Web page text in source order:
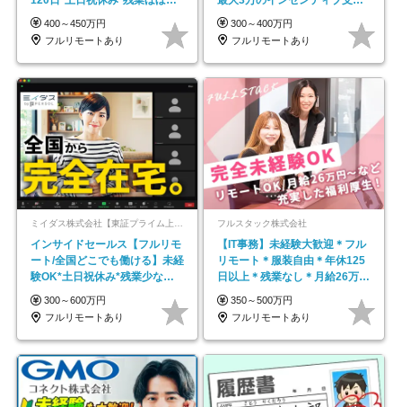
し*育児中社員8割以上
400～450万円
フルリモートあり
平均年齢33歳
300～400万円
フルリモートあり
ミイダス株式会社【東証プライム上場パーソルグループ】
インサイドセールス【フルリモ
ート/全国どこでも働ける】未経
験OK*土日祝休み*残業少なめ*
在宅勤務手当あり
300～600万円
フルリモートあり
フルスタック株式会社
【IT事務】未経験大歓迎＊フル
リモート＊服装自由＊年休125
日以上＊残業なし＊月給26万円
以上
350～500万円
フルリモートあり